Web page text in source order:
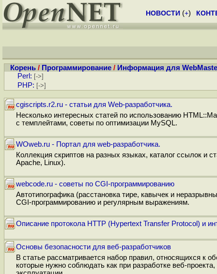
НОВОСТИ (+)
Корень / Программирование / Информация для
Perl: [->]
PHP: [->]
cgiscripts.r2.ru - статьи для Web-разработчика.
Несколько интересных статей по использованию
с темплейтами, советы по оптимизации MySQL.
WOweb.ru - Портал для web-разработчика.
Коллекция скриптов на разных языках, каталог ссылок и
Apache, Linux).
webcode.ru - советы по CGI-программированию
Автотипографика (расстановка тире, кавычек и
CGI-программированию и регулярным выражениям.
Описание протокола HTTP (Hypertext Transfer Protocol) и
Основы безопасности для веб-разработчиков
В статье рассматривается набор правил, относящихся к
которые нужно соблюдать как при разработке веб-